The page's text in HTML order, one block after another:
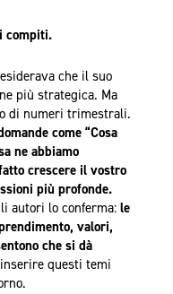
compiti.
che il suo
più strategica. Ma
di numeri trimestrali.
come “Cosa
ne abbiamo
crescere il vostro
più profonde.
autori lo conferma: le
valori,
che si dà
questi temi